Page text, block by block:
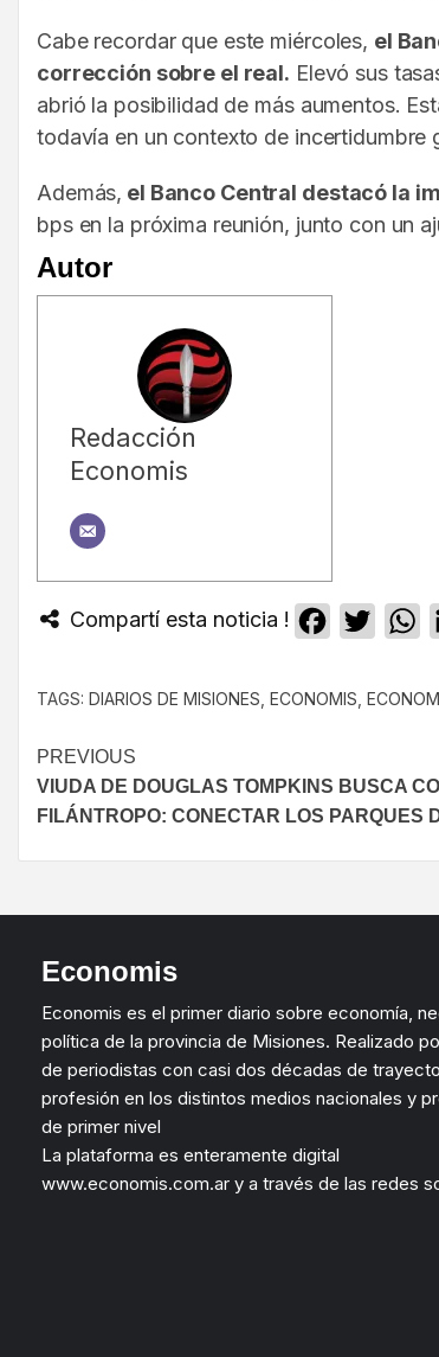
Cabe recordar que este miércoles, el
corrección sobre el real. Elevó sus
abrió la posibilidad de más aumentos.
todavía en un contexto de incertidumbre
Además, el Banco Central destacó la
bps en la próxima reunión, junto con un
Autor
Redacción
Economis
Compartí esta noticia ! Facebook
Twitter
TAGS: DIARIOS DE MISIONES ECONOMIS
PREVIOUS
VIUDA DE DOUGLAS TOMPKINS BUSCA
FILÁNTROPO: CONECTAR LOS PARQUES
Economis
Economis es el primer diario sobre economía,
política de la provincia de Misiones. Realizado
de periodistas con casi dos décadas de
profesión en los distintos medios nacionales y
de primer nivel
La plataforma es enteramente digital
www.economis.com.ar y a través de las redes